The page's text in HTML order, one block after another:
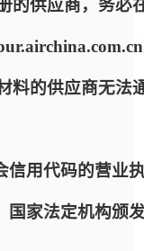
的供应商，务
料的供应商无法
信用代码的营业
国家法定机构颁